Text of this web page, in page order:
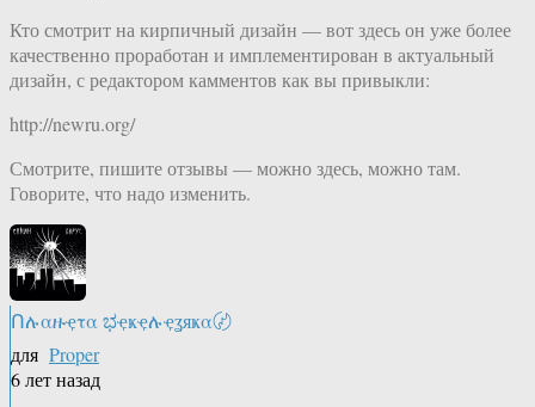
Кто смотрит на кирпичный дизайн — вот здесь он уже более
качественно проработан и имплементирован в актуальный
дизайн, с редактором камментов как вы привыкли:
http://newru.org/
Смотрите, пишите отзывы — можно здесь, можно там.
Говорите, что надо изменить.
Ոሉαዙҿτα ಭҿҝҿሉҿʓяҝα〄
для Proper
6 лет назад